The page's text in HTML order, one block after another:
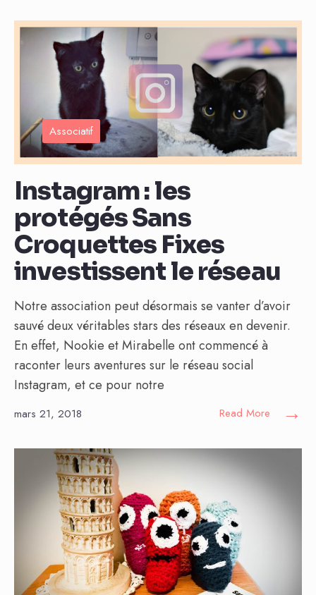
Associatif
Instagram : les
protégés Sans
Croquettes Fixes
investissent le réseau
Notre association peut désormais se vanter d’avoir
sauvé deux véritables stars des réseaux en devenir.
En effet, Nookie et Mirabelle ont commencé à
raconter leurs aventures sur le réseau social
Instagram, et ce pour notre
mars 21, 2018 Read More →